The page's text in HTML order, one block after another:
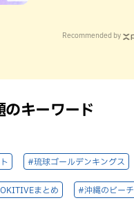
Recommended by
のキーワード
#琉球ゴールデンキングス
まとめ #沖縄のビーチ